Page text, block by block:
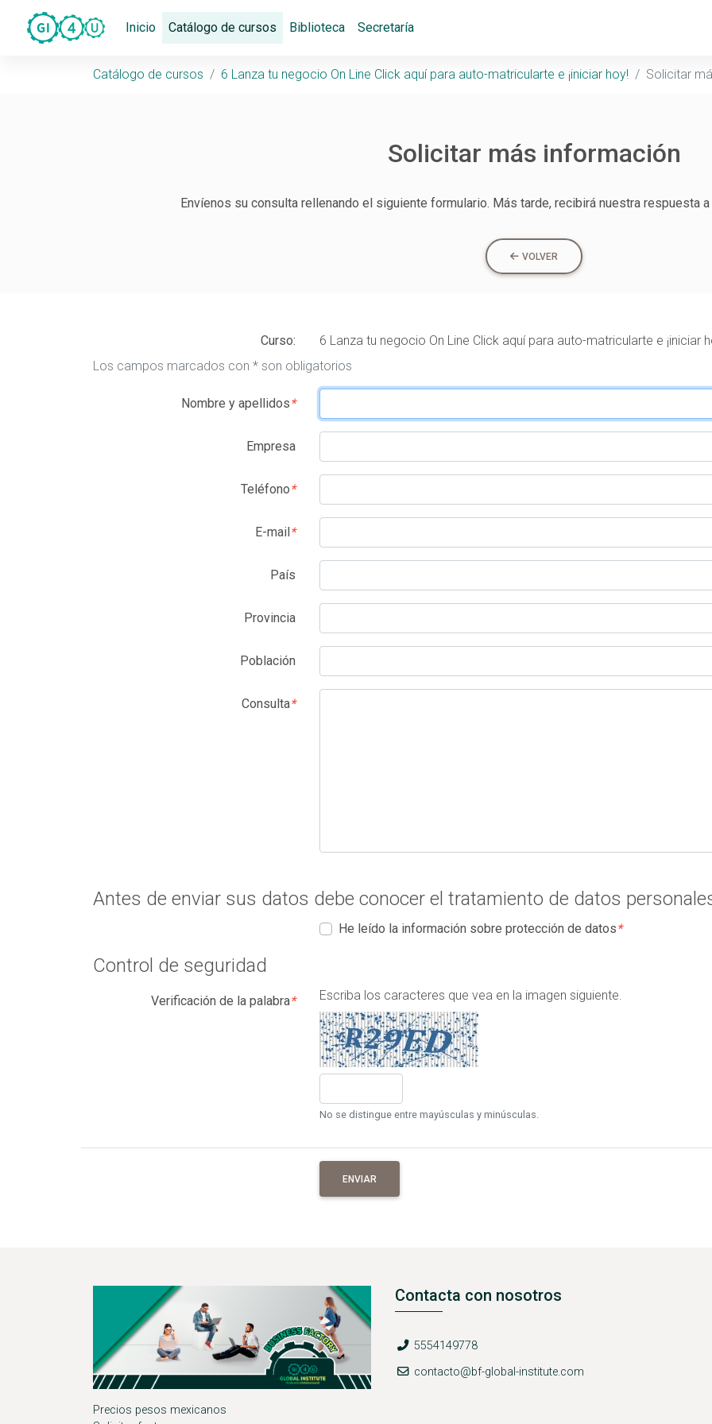
Saltar navegación. Ir directamente al contenido principal
Inicio
Catálogo de cursos (Actual)
Biblioteca Secretaría
Catálogo de cursos 6 Lanza tu negocio On Line Click aquí para auto-matricularte e ¡iniciar hoy! Solicitar
Solicitar más información
Envíenos su consulta rellenando el siguiente formulario. Más tarde, recibirá nuestra respuesta
VOLVER
Curso:
6 Lanza tu negocio On Line Click aquí para auto-matricularte e ¡iniciar
Los campos marcados con * son obligatorios
Nombre y apellidos*
Empresa
Teléfono*
E-mail*
País
Provincia
Población
Consulta*
Antes de enviar sus datos debe conocer el tratamiento de datos
He leído la información sobre protección de datos*
Control de seguridad
Verificación de la palabra* Escriba los caracteres que vea en la imagen siguiente.
No se distingue entre mayúsculas y minúsculas.
ENVIAR
Precios pesos mexicanos
Contacta con nosotros
Teléfono
5554149778
E-mail
contacto@bf-global-institute.com